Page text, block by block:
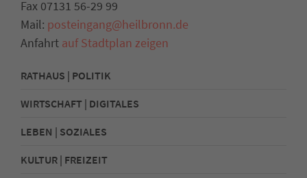
Fax 07131 56-29 99
Mail: posteingang@heilbronn.de
Anfahrt auf Stadtplan zeigen
RATHAUS | POLITIK
WIRTSCHAFT | DIGITALES
LEBEN | SOZIALES
KULTUR | FREIZEIT